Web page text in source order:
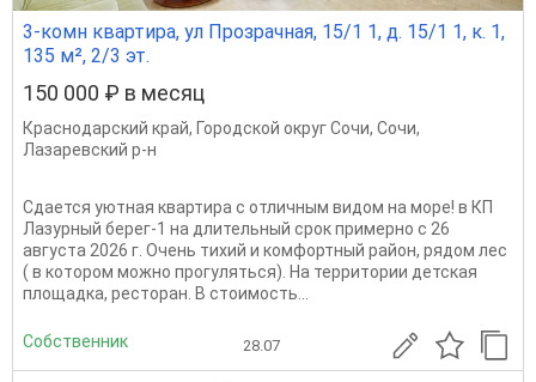
3-комн квартира, ул Прозрачная, 15/1 1, д. 15/1 1, к. 1,
135 м², 2/3 эт.
150 000 ₽ в месяц
Краснодарский край, Городской округ Сочи, Сочи,
Лазаревский р-н
Сдается уютная квартира с отличным видом на море! в КП
Лазурный берег-1 на длительный срок примерно с 26
августа 2026 г. Очень тихий и комфортный район, рядом лес
( в котором можно прогуляться). На территории детская
площадка, ресторан. В стоимость...
Собственник 28.07